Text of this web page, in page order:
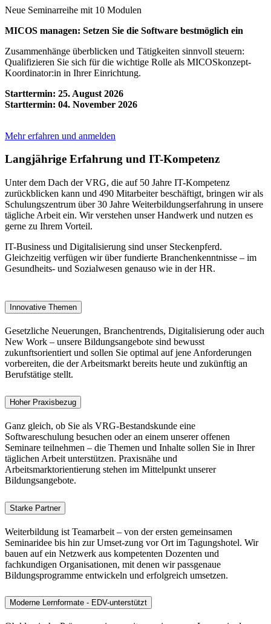
Neue Seminarreihe mit 10 Modulen
MICOS managen: Setzen Sie die Software bestmöglich ein
Zusammenhänge überblicken und Tätigkeiten sinnvoll steuern:
Qualifizieren Sie sich für die wichtige Rolle als MICOSkonzept-
Koordinator:in in Ihrer Einrichtung.
Starttermin: 25. August 2026
Starttermin: 04. November 2026
Mehr erfahren und anmelden
Langjährige Erfahrung und IT-Kompetenz
Unter dem Dach der VRG, die auf 50 Jahre IT-Kompetenz
zurückblicken kann und 490 Mitarbeiter beschäftigt, bringen wir als
Schulungszentrum über 30 Jahre Weiterbildungserfahrung in unsere
tägliche Arbeit ein. Wir verstehen unser Handwerk und nutzen es
gerne zu Ihrem Vorteil.
IT-Business und Digitalisierung sind unser Steckenpferd.
Gleichzeitig verfügen wir über fundierte Branchenkenntnisse – im
Gesundheits- und Sozialwesen genauso wie in der HR.
Innovative Themen
Gesetzliche Neuerungen, Branchentrends, Digitalisierung oder auch
New Work – unsere Bildungsangebote sind bewusst
zukunftsorientiert und sollen Sie optimal auf jene Anforderungen
vorbereiten, die der Arbeitsmarkt bereits heute und zukünftig an
Berufstätige stellt.
Hoher Praxisbezug
Ganz gleich, ob Sie als VRG-Bestandskunde eine
Softwareschulung besuchen oder an einem unserer offenen
Seminare teilnehmen – die Themen und Inhalte sollen Sie in Ihrer
täglichen Arbeit unterstützen. Praxisnähe und
Arbeitsmarktorientierung stehen im Mittelpunkt unserer
Bildungsangebote.
Starke Partner
Weiterbildung ist Teamarbeit – von der ersten gemeinsamen
Seminaridee bis hin zur Umset-zung vor Ort im Tagungshotel. Wir
bauen auf ein Netzwerk aus kompetenten Dozenten und
fachkundigen Organisationen, mit denen wir passgenaue
Bildungsprogramme entwickeln und erfolgreich umsetzen.
Moderne Lernformate - EDV-unterstützt